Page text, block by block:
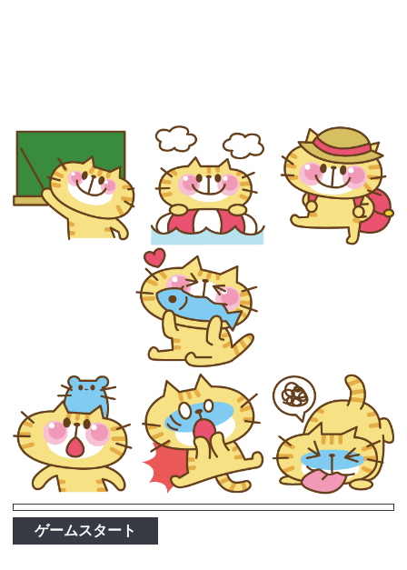
ゲームスタート